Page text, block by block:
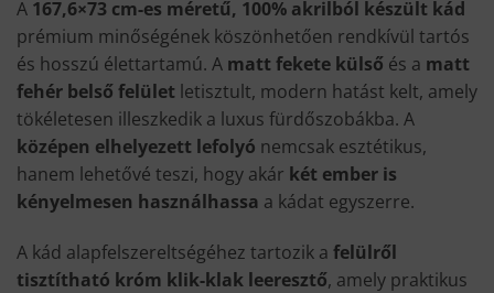
A 167,6×73 cm-es méretű, 100% akrilból készült kád
prémium minőségének köszönhetően rendkívül tartós
és hosszú élettartamú. A matt fekete külső és a matt
fehér belső felület letisztult, modern hatást kelt, amely
tökéletesen illeszkedik a luxus fürdőszobákba. A
középen elhelyezett lefolyó nemcsak esztétikus,
hanem lehetővé teszi, hogy akár két ember is
kényelmesen használhassa a kádat egyszerre.
A kád alapfelszereltségéhez tartozik a felülről
tisztítható króm klik-klak leeresztő, amely praktikus